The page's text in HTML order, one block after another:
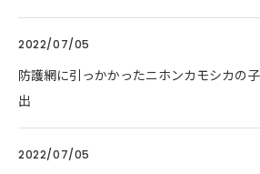
2022/07/05
防護網に引っかかったニホンカモシカの
出
2022/07/05